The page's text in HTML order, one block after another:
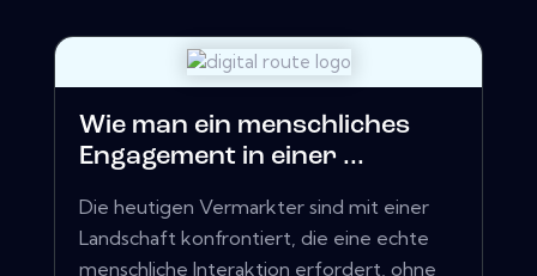
Wie man ein menschliches
Engagement in einer ...
Die heutigen Vermarkter sind mit einer
Landschaft konfrontiert, die eine echte
menschliche Interaktion erfordert, ohne